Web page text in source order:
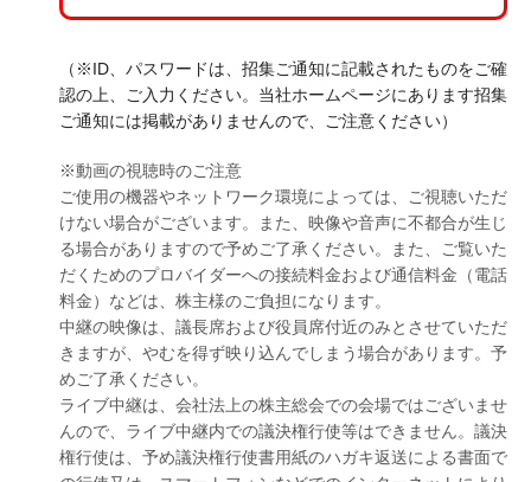
（※ID、パスワードは、招集ご通知に記載されたものをご確
認の上、ご入力ください。当社ホームページにあります招集
ご通知には掲載がありませんので、ご注意ください）
※動画の視聴時のご注意
ご使用の機器やネットワーク環境によっては、ご視聴いただ
けない場合がございます。また、映像や音声に不都合が生じ
る場合がありますので予めご了承ください。また、ご覧いた
だくためのプロバイダーへの接続料金および通信料金（電話
料金）などは、株主様のご負担になります。
中継の映像は、議長席および役員席付近のみとさせていただ
きますが、やむを得ず映り込んでしまう場合があります。予
めご了承ください。
ライブ中継は、会社法上の株主総会での会場ではございませ
んので、ライブ中継内での議決権行使等はできません。議決
権行使は、予め議決権行使書用紙のハガキ返送による書面で